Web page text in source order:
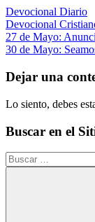
Devocional Diario
Devocional
Navegación
de
entradas
Entrada
anterior:
27 de Mayo:
Siguiente
30 de Mayo:
Dejar una
Lo siento, debes
Buscar en el
Buscar: